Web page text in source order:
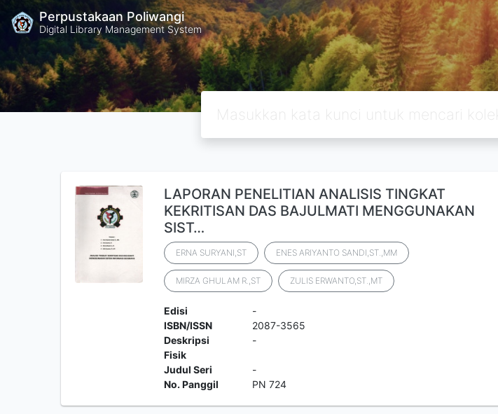
Perpustakaan Poliwangi
Digital Library Management System
LAPORAN PENELITIAN ANALISIS TINGKAT
KEKRITISAN DAS BAJULMATI MENGGUNAKAN
SIST…
ERNA SURYANI,ST ENES ARIYANTO SANDI,ST.,MM
MIRZA GHULAM R.,ST ZULIS ERWANTO,ST.,MT
Edisi
-
ISBN/ISSN
2087-3565
Deskripsi
Fisik
-
Judul Seri
-
No. Panggil
PN 724